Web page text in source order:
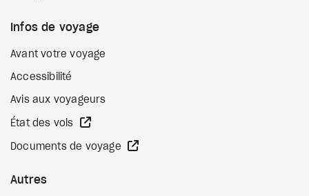
Infos de voyage
Avant votre voyage
Accessibilité
Avis aux voyageurs
État des vols
Documents de voyage
Autres